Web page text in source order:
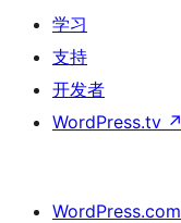
学习
支持
开发者
WordPress.tv ↗
WordPress.com